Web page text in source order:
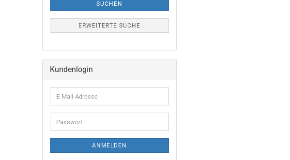
SUCHEN
ERWEITERTE SUCHE
Kundenlogin
E-
Mail-
Adresse
Passwort
ANMELDEN